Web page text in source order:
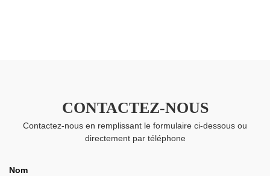
CONTACTEZ-NOUS
Contactez-nous en remplissant le formulaire ci-dessous ou
directement par téléphone
Nom